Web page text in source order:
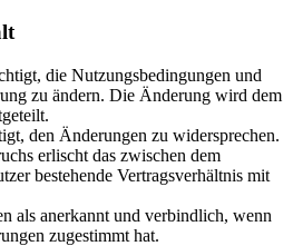
die Nutzungsbedingungen und
zu ändern. Die Änderung wird dem
den Änderungen zu widersprechen.
erlischt das zwischen dem
bestehende Vertragsverhältnis mit
als anerkannt und verbindlich, wenn
zugestimmt hat.